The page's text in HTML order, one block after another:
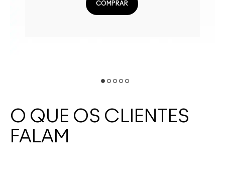
COMPRAR
O QUE OS CLIENTES
FALAM